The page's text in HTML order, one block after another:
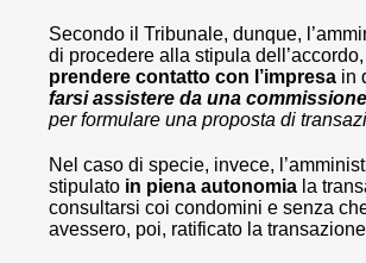
Secondo il Tribunale, dunque,
di procedere alla stipula
prendere contatto con l’impresa in
farsi assistere da una
per formulare una proposta di
Nel caso di specie, invece,
stipulato in piena autonomia la
consultarsi coi condomini e senza
avessero, poi, ratificato la